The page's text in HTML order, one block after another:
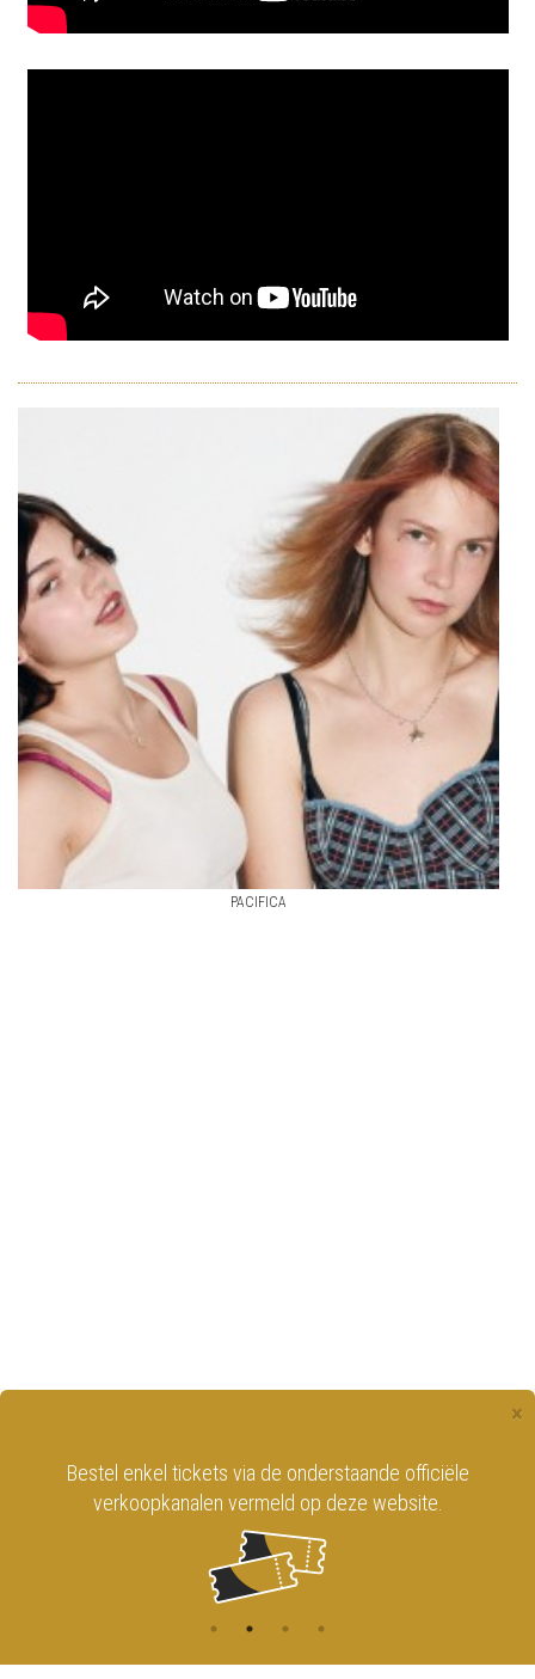
PACIFICA
×
Bestel enkel tickets via de onderstaande officiële
verkoopkanalen vermeld op deze website.